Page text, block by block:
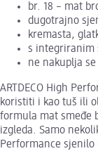
br. 18 – mat
dugotrajno
kremasta,
s integriranim
ne nakuplja
ARTDECO High
koristiti i kao tuš ili
formula mat smeđe
izgleda. Samo
Performance